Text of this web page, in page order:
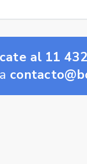
al 11